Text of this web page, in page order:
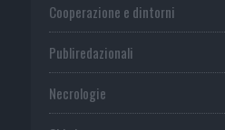
Cooperazione e dintorni
Publiredazionali
Necrologie